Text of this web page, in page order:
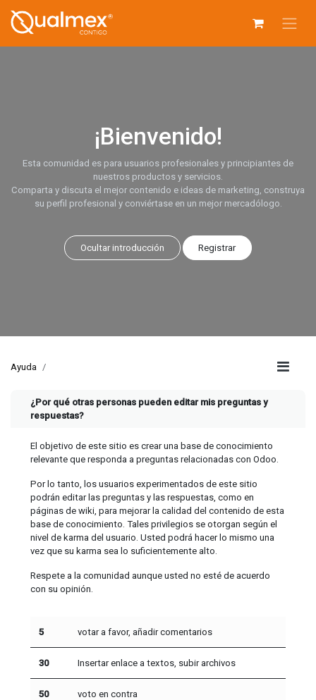
¡Bienvenido!
Esta comunidad es para usuarios profesionales y principiantes de
nuestros productos y servicios.
Comparta y discuta el mejor contenido e ideas de marketing, construya
su perfil profesional y conviértase en un mejor mercadólogo.
Ocultar introducción Registrar
Ayuda
¿Por qué otras personas pueden editar mis preguntas y
respuestas?
El objetivo de este sitio es crear una base de conocimiento
relevante que responda a preguntas relacionadas con Odoo.
Por lo tanto, los usuarios experimentados de este sitio
podrán editar las preguntas y las respuestas, como en
páginas de wiki, para mejorar la calidad del contenido de esta
base de conocimiento. Tales privilegios se otorgan según el
nivel de karma del usuario. Usted podrá hacer lo mismo una
vez que su karma sea lo suficientemente alto.
Respete a la comunidad aunque usted no esté de acuerdo
con su opinión.
5 votar a favor, añadir comentarios
30 Insertar enlace a textos, subir archivos
50 voto en contra